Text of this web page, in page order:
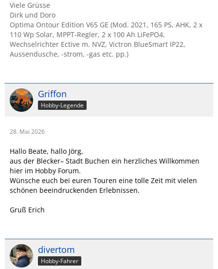
Viele Grüsse
Dirk und Doro
Optima Ontour Edition V65 GE (Mod. 2021, 165 PS, AHK, 2 x
110 Wp Solar, MPPT-Regler, 2 x 100 Ah LiFePO4,
Wechselrichter Ective m. NVZ, Victron BlueSmart IP22,
Aussendusche, -strom, -gas etc. pp.)
Griffon
Hobby-Legende
28. Mai 2026
Hallo Beate, hallo Jörg,
aus der Blecker– Stadt Buchen ein herzliches Willkommen
hier im Hobby Forum.
Wünsche euch bei euren Touren eine tolle Zeit mit vielen
schönen beeindruckenden Erlebnissen.
Gruß Erich
divertom
Hobby-Fahrer